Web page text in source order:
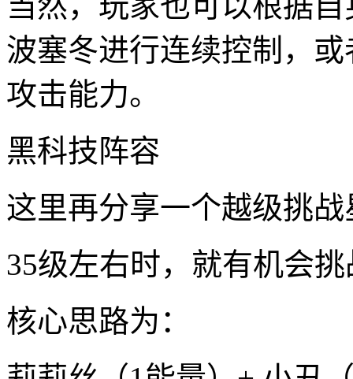
波塞冬进行连续控制，
攻击能力。
黑科技阵容
这里再分享一个越级挑
35级左右时，就有机会
核心思路为：